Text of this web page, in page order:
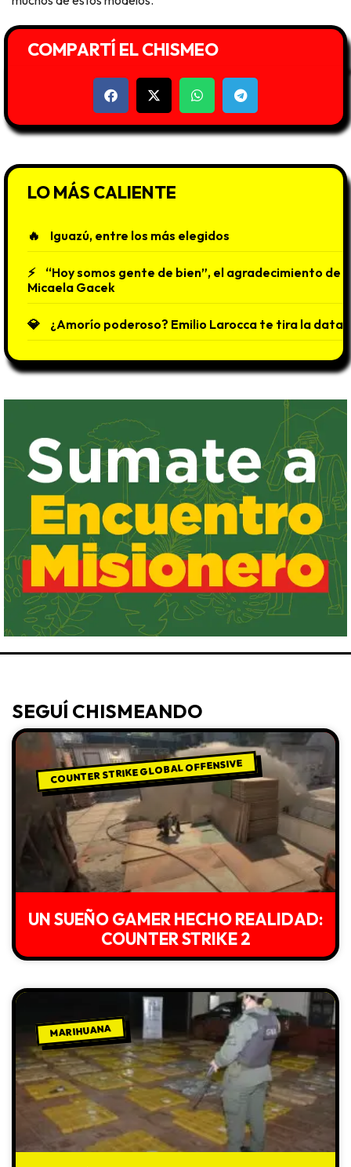
COMPARTÍ EL CHISMEO
LO MÁS CALIENTE
Iguazú, entre los más elegidos
“Hoy somos gente de bien”, el agradecimiento de
Micaela Gacek
¿Amorío poderoso? Emilio Larocca te tira la data
SEGUÍ CHISMEANDO
COUNTER STRIKE GLOBAL OFFENSIVE
UN SUEÑO GAMER HECHO REALIDAD:
COUNTER STRIKE 2
MARIHUANA